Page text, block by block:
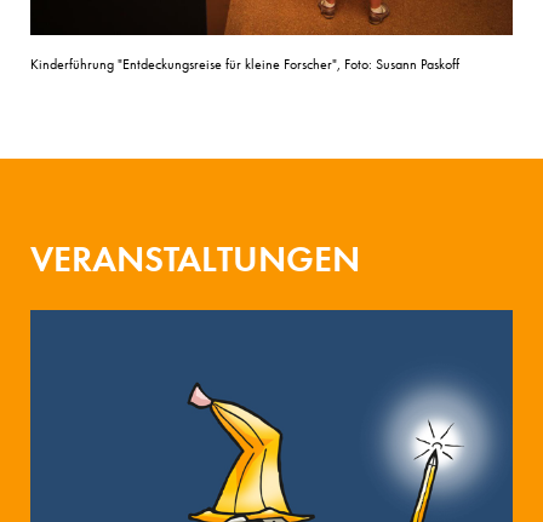
Kinderführung "Entdeckungsreise für kleine Forscher", Foto: Susann Paskoff
VERANSTALTUNGEN